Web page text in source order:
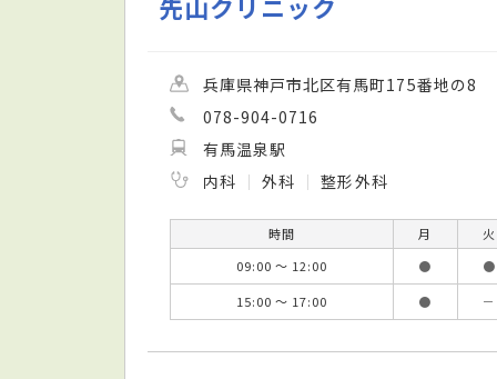
兵庫県神戸市北区有馬町175番地の8
078-904-0716
有馬温泉駅
内科
外科 整形外科
時間 月
火
09:00 ～ 12:00
●
●
15:00 ～ 17:00
● －